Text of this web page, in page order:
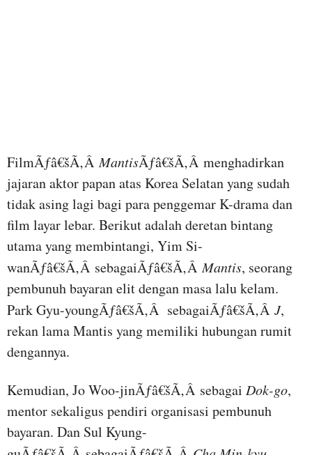
FilmÃƒâ€šÃ‚ÂMantisÃƒâ€šÃ‚Â menghadirkan
jajaran aktor papan atas Korea Selatan yang sudah
tidak asing lagi bagi para penggemar K-drama dan
film layar lebar. Berikut adalah deretan bintang
utama yang membintangi, Yim Si-
wanÃƒâ€šÃ‚Â sebagaiÃƒâ€šÃ‚ÂMantis, seorang
pembunuh bayaran elit dengan masa lalu kelam.
Park Gyu-youngÃƒâ€šÃ‚Â sebagaiÃƒâ€šÃ‚Â J,
rekan lama Mantis yang memiliki hubungan rumit
dengannya.
Kemudian, Jo Woo-jinÃƒâ€šÃ‚Â sebagai Dok-go,
mentor sekaligus pendiri organisasi pembunuh
bayaran. Dan Sul Kyung-